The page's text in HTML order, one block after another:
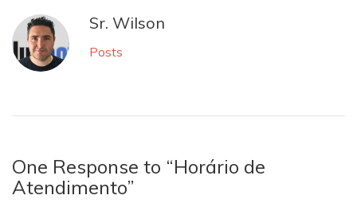
Sr. Wilson
Posts
One Response to “Horário de
Atendimento”